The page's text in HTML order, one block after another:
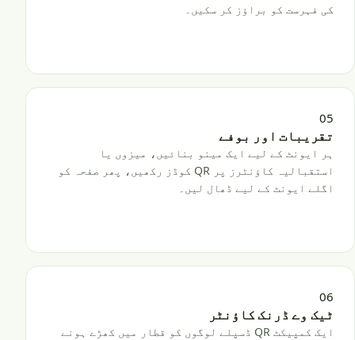
کی فہرست کو براؤز کر سکیں۔
05
تقریبات اور بوفے
ہر ایونٹ کے لیے ایک مینو بنائیں، میزوں یا
استقبالیہ کاؤنٹرز پر QR کوڈز رکھیں، پھر صفحہ کو
اگلے ایونٹ کے لیے ڈھال لیں۔
06
ٹیک وے ڈرنک کاؤنٹر
ایک کمپیکٹ QR ڈسپلے لوگوں کو قطار میں کھڑے ہونے